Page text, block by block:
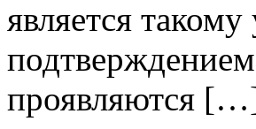
является
проявляются